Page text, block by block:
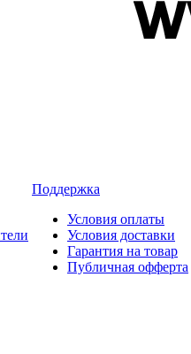
Поддержка
Условия оплаты
Условия доставки
Гарантия на товар
Публичная офферта